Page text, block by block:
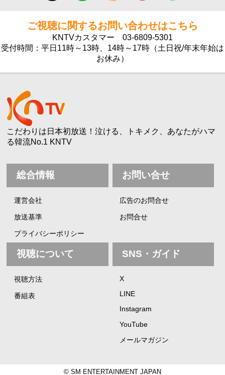
ご視聴に関するお問い合わせはこちら
KNTVカスタマー 03-6809-5301
受付時間：平日11時～13時、14時～17時（土日祝/年末年始は
お休み）
こだわりは日本初放送！泣ける、トキメク、あなたがハマ
る韓流No.1 KNTV
総合情報
運営会社
放送基準
プライバシーポリシー
お問い合せ
広告のお問合せ
お問合せ
視聴について
視聴方法
番組表
SNS・ガイド
X
LINE
Instagram
YouTube
メールマガジン
© SM ENTERTAINMENT JAPAN